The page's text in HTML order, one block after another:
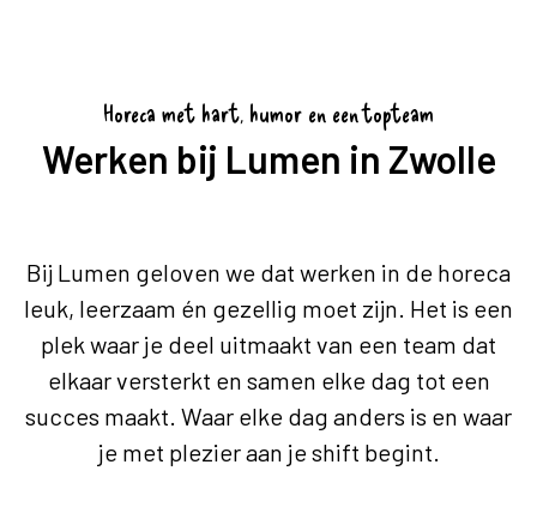
Horeca met hart, humor en een topteam
Werken bij Lumen in Zwolle
Bij Lumen geloven we dat werken in de horeca
leuk, leerzaam én gezellig moet zijn. Het is een
plek waar je deel uitmaakt van een team dat
elkaar versterkt en samen elke dag tot een
succes maakt. Waar elke dag anders is en waar
je met plezier aan je shift begint.